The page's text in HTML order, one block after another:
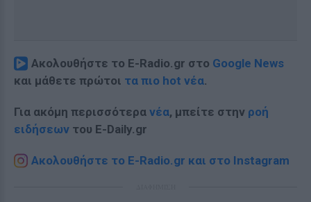
Ακολουθήστε το E-Radio.gr στο Google News
και μάθετε πρώτοι τα πιο hot νέα.
Για ακόμη περισσότερα νέα, μπείτε στην ροή
ειδήσεων του E-Daily.gr
Ακολουθήστε το E-Radio.gr και στο Instagram